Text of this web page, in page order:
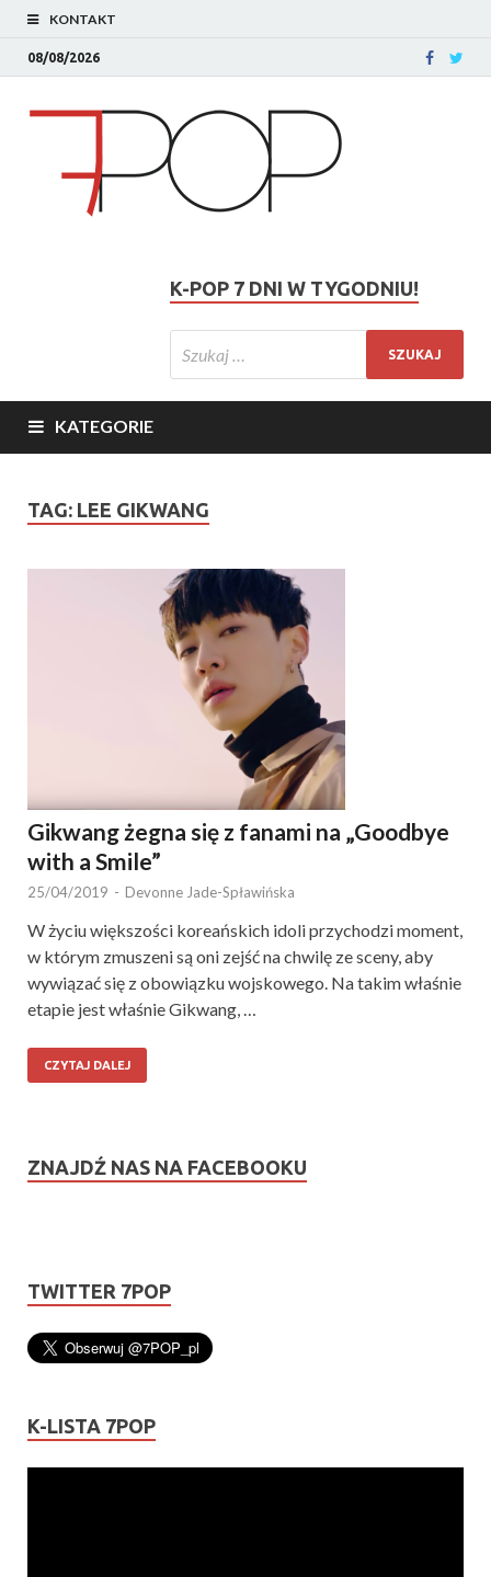
KONTAKT
08/08/2026
K-POP 7 DNI W TYGODNIU!
KATEGORIE
TAG: LEE GIKWANG
Gikwang żegna się z fanami na „Goodbye
with a Smile”
25/04/2019 - Devonne Jade-Spławińska
W życiu większości koreańskich idoli przychodzi moment,
w którym zmuszeni są oni zejść na chwilę ze sceny, aby
wywiązać się z obowiązku wojskowego. Na takim właśnie
etapie jest właśnie Gikwang, …
CZYTAJ DALEJ
ZNAJDŹ NAS NA FACEBOOKU
TWITTER 7POP
K-LISTA 7POP